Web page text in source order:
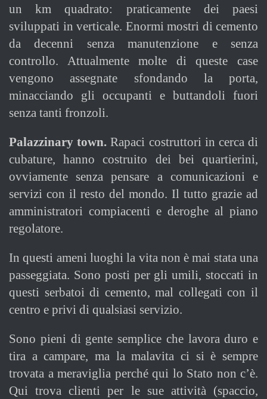
un km quadrato: praticamente dei paesi
sviluppati in verticale. Enormi mostri di cemento
da decenni senza manutenzione e senza
controllo. Attualmente molte di queste case
vengono assegnate sfondando la porta,
minacciando gli occupanti e buttandoli fuori
senza tanti fronzoli.
Palazzinary town. Rapaci costruttori in cerca di
cubature, hanno costruito dei bei quartierini,
ovviamente senza pensare a comunicazioni e
servizi con il resto del mondo. Il tutto grazie ad
amministratori compiacenti e deroghe al piano
regolatore.
In questi ameni luoghi la vita non è mai stata una
passeggiata. Sono posti per gli umili, stoccati in
questi serbatoi di cemento, mal collegati con il
centro e privi di qualsiasi servizio.
Sono pieni di gente semplice che lavora duro e
tira a campare, ma la malavita ci si è sempre
trovata a meraviglia perché qui lo Stato non c’è.
Qui trova clienti per le sue attività (spaccio,